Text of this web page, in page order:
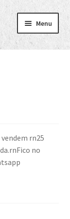
Menu
rn25
no